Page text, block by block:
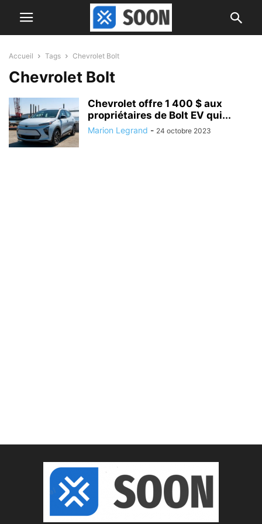
Accueil Tags Chevrolet Bolt
Chevrolet Bolt
Chevrolet offre 1 400 $ aux
propriétaires de Bolt EV qui...
Marion Legrand - 24 octobre 2023